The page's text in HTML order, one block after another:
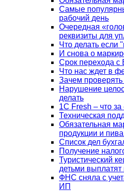
Самые
рабочий день
Очередная
реквизиты для
Что делать
И снова о
Срок перехода
Что нас ждет в
Зачем проверять
Нарушение
делать
1С Fresh – что за
Техническая
Обязательная
продукции и
Список дел
Получение
Туристический
детьми
ФНС сняла с
ИП